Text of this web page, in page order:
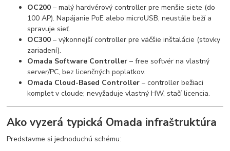
OC200 – malý hardvérový controller pre menšie siete (do
100 AP). Napájanie PoE alebo microUSB, neustále beží a
spravuje sieť.
OC300 – výkonnejší controller pre väčšie inštalácie (stovky
zariadení).
Omada Software Controller – free softvér na vlastný
server/PC, bez licenčných poplatkov.
Omada Cloud-Based Controller – controller bežiaci
komplet v cloude; nevyžaduje vlastný HW, stačí licencia.
Ako vyzerá typická Omada infraštruktúra
Predstavme si jednoduchú schému: